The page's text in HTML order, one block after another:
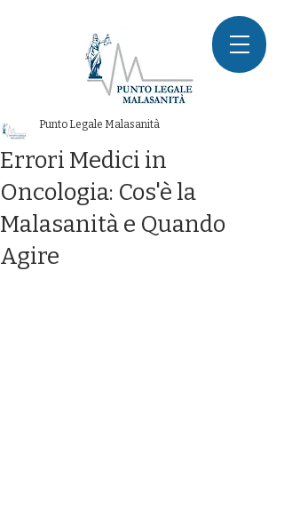
Errori Medici in
Oncologia: Cos'è la
Malasanità e Quando
Agire
Punto Legale Malasanità